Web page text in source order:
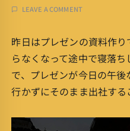
LEAVE A COMMENT
昨日はプレゼンの資料作
らなくなって途中で寝落ち
で、プレゼンが今日の午
行かずにそのまま出社する